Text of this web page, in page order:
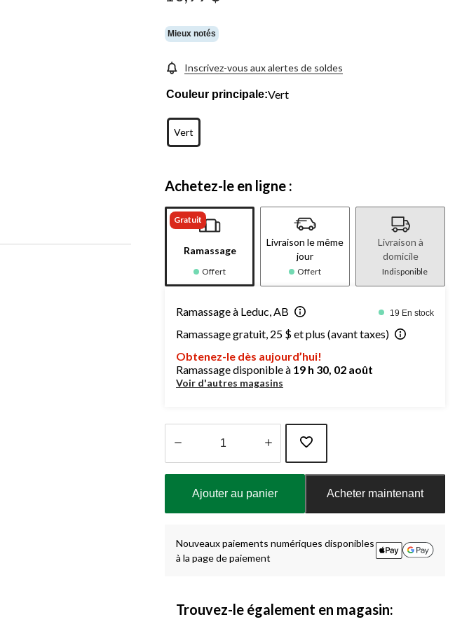
Mieux notés
Inscrivez-vous aux alertes de soldes
Couleur principale:Vert
Vert
Achetez-le en ligne :
Gratuit
Ramassage
Offert
Livraison le même
jour
Offert
Livraison à
domicile
Indisponible
Ramassage à Leduc, AB 19 En stock
Ramassage gratuit, 25 $ et plus (avant taxes)
Obtenez-le dès aujourd’hui!
Ramassage disponible à 19 h 30, 02 août
Voir d'autres magasins
Ajouter au panier Acheter maintenant
Nouveaux paiements numériques disponibles
à la page de paiement
Trouvez-le également en magasin: